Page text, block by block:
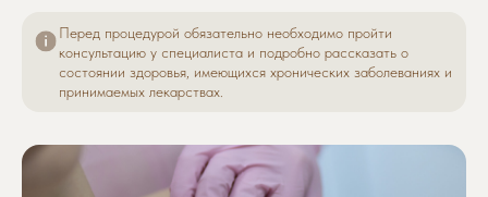
Перед процедурой обязательно необходимо пройти
консультацию у специалиста и подробно рассказать о
состоянии здоровья, имеющихся хронических заболеваниях и
принимаемых лекарствах.